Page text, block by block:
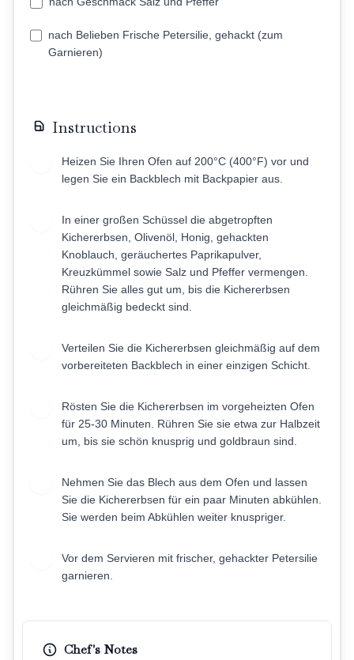
nach Belieben Frische Petersilie, gehackt (zum
Garnieren)
Instructions
Heizen Sie Ihren Ofen auf 200°C (400°F) vor und
legen Sie ein Backblech mit Backpapier aus.
In einer großen Schüssel die abgetropften
Kichererbsen, Olivenöl, Honig, gehackten
Knoblauch, geräuchertes Paprikapulver,
Kreuzkümmel sowie Salz und Pfeffer vermengen.
Rühren Sie alles gut um, bis die Kichererbsen
gleichmäßig bedeckt sind.
Verteilen Sie die Kichererbsen gleichmäßig auf dem
vorbereiteten Backblech in einer einzigen Schicht.
Rösten Sie die Kichererbsen im vorgeheizten Ofen
für 25-30 Minuten. Rühren Sie sie etwa zur Halbzeit
um, bis sie schön knusprig und goldbraun sind.
Nehmen Sie das Blech aus dem Ofen und lassen
Sie die Kichererbsen für ein paar Minuten abkühlen.
Sie werden beim Abkühlen weiter knuspriger.
Vor dem Servieren mit frischer, gehackter Petersilie
garnieren.
Chef's Notes